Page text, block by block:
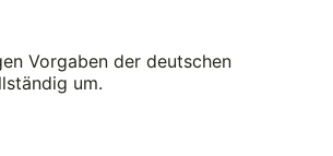
Vorgaben der deutschen
um.